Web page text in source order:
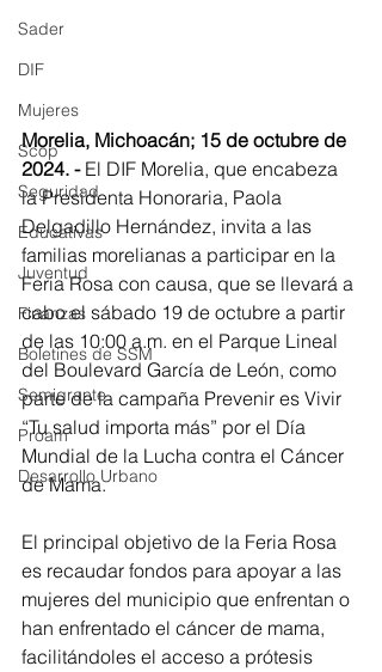
Sader
DIF
Mujeres
Scop
Seguridad
Educativas
Juventud
Finanzas
Boletines de SSM
Semigrante
Proam
Desarrollo Urbano
Morelia, Michoacán; 15 de octubre de
2024. - El DIF Morelia, que encabeza
la Presidenta Honoraria, Paola
Delgadillo Hernández, invita a las
familias morelianas a participar en la
Feria Rosa con causa, que se llevará a
cabo el sábado 19 de octubre a partir
de las 10:00 a.m. en el Parque Lineal
del Boulevard García de León, como
parte de la campaña Prevenir es Vivir
“Tu salud importa más” por el Día
Mundial de la Lucha contra el Cáncer
de Mama.
El principal objetivo de la Feria Rosa
es recaudar fondos para apoyar a las
mujeres del municipio que enfrentan o
han enfrentado el cáncer de mama,
facilitándoles el acceso a prótesis